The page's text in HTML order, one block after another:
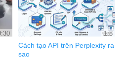
1:8
Cách tạo API trên Perplexity ra
sao